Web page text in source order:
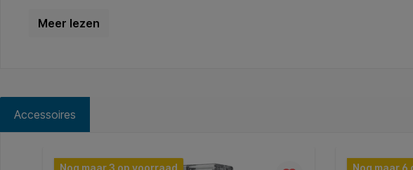
cartridges van kunststof. * Het gegolfd mes snijdt af en het
Accessoires
Productgalerij overslaan
Nog maar 3 op voorraad Nog maar 6